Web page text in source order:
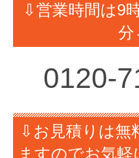
⇩営業時間は9
分
0120-
⇩お見積りは無
ますのでお気